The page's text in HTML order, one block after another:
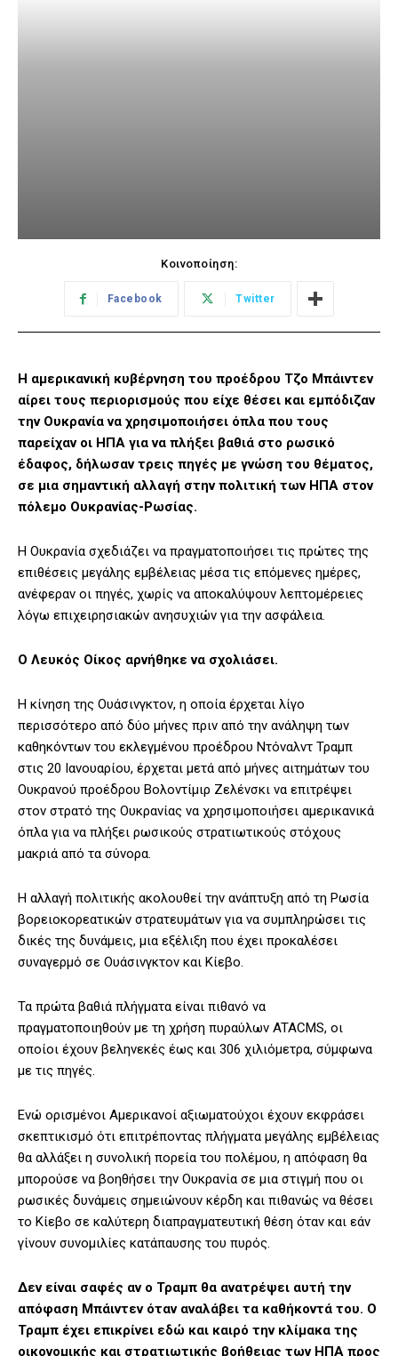
Κοινοποίηση:
Facebook Twitter
Η αμερικανική κυβέρνηση του προέδρου Τζο Μπάιντεν
αίρει τους περιορισμούς που είχε θέσει και εμπόδιζαν
την Ουκρανία να χρησιμοποιήσει όπλα που τους
παρείχαν οι ΗΠΑ για να πλήξει βαθιά στο ρωσικό
έδαφος, δήλωσαν τρεις πηγές με γνώση του θέματος,
σε μια σημαντική αλλαγή στην πολιτική των ΗΠΑ στον
πόλεμο Ουκρανίας-Ρωσίας.
Η Ουκρανία σχεδιάζει να πραγματοποιήσει τις πρώτες της
επιθέσεις μεγάλης εμβέλειας μέσα τις επόμενες ημέρες,
ανέφεραν οι πηγές, χωρίς να αποκαλύψουν λεπτομέρειες
λόγω επιχειρησιακών ανησυχιών για την ασφάλεια.
Ο Λευκός Οίκος αρνήθηκε να σχολιάσει.
Η κίνηση της Ουάσινγκτον, η οποία έρχεται λίγο
περισσότερο από δύο μήνες πριν από την ανάληψη των
καθηκόντων του εκλεγμένου προέδρου Ντόναλντ Τραμπ
στις 20 Ιανουαρίου, έρχεται μετά από μήνες αιτημάτων του
Ουκρανού προέδρου Βολοντίμιρ Ζελένσκι να επιτρέψει
στον στρατό της Ουκρανίας να χρησιμοποιήσει αμερικανικά
όπλα για να πλήξει ρωσικούς στρατιωτικούς στόχους
μακριά από τα σύνορα.
Η αλλαγή πολιτικής ακολουθεί την ανάπτυξη από τη Ρωσία
βορειοκορεατικών στρατευμάτων για να συμπληρώσει τις
δικές της δυνάμεις, μια εξέλιξη που έχει προκαλέσει
συναγερμό σε Ουάσινγκτον και Κίεβο.
Τα πρώτα βαθιά πλήγματα είναι πιθανό να
πραγματοποιηθούν με τη χρήση πυραύλων ATACMS, οι
οποίοι έχουν βεληνεκές έως και 306 χιλιόμετρα, σύμφωνα
με τις πηγές.
Ενώ ορισμένοι Αμερικανοί αξιωματούχοι έχουν εκφράσει
σκεπτικισμό ότι επιτρέποντας πλήγματα μεγάλης εμβέλειας
θα αλλάξει η συνολική πορεία του πολέμου, η απόφαση θα
μπορούσε να βοηθήσει την Ουκρανία σε μια στιγμή που οι
ρωσικές δυνάμεις σημειώνουν κέρδη και πιθανώς να θέσει
το Κίεβο σε καλύτερη διαπραγματευτική θέση όταν και εάν
γίνουν συνομιλίες κατάπαυσης του πυρός.
Δεν είναι σαφές αν ο Τραμπ θα ανατρέψει αυτή την
απόφαση Μπάιντεν όταν αναλάβει τα καθήκοντά του. Ο
Τραμπ έχει επικρίνει εδώ και καιρό την κλίμακα της
οικονομικής και στρατιωτικής βοήθειας των ΗΠΑ προς